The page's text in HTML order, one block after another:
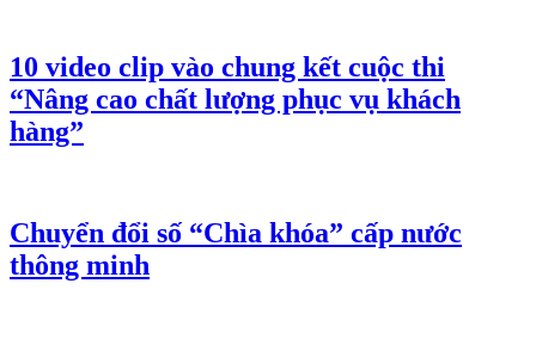
10 video clip vào chung kết cuộc thi
“Nâng cao chất lượng phục vụ khách
hàng”
Chuyển đổi số “Chìa khóa” cấp nước
thông minh